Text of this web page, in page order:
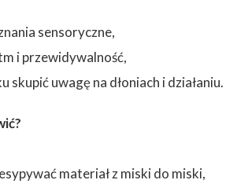
sensoryczne,
i przewidywalność,
skupić uwagę na dłoniach i działaniu.
materiał z miski do miski,